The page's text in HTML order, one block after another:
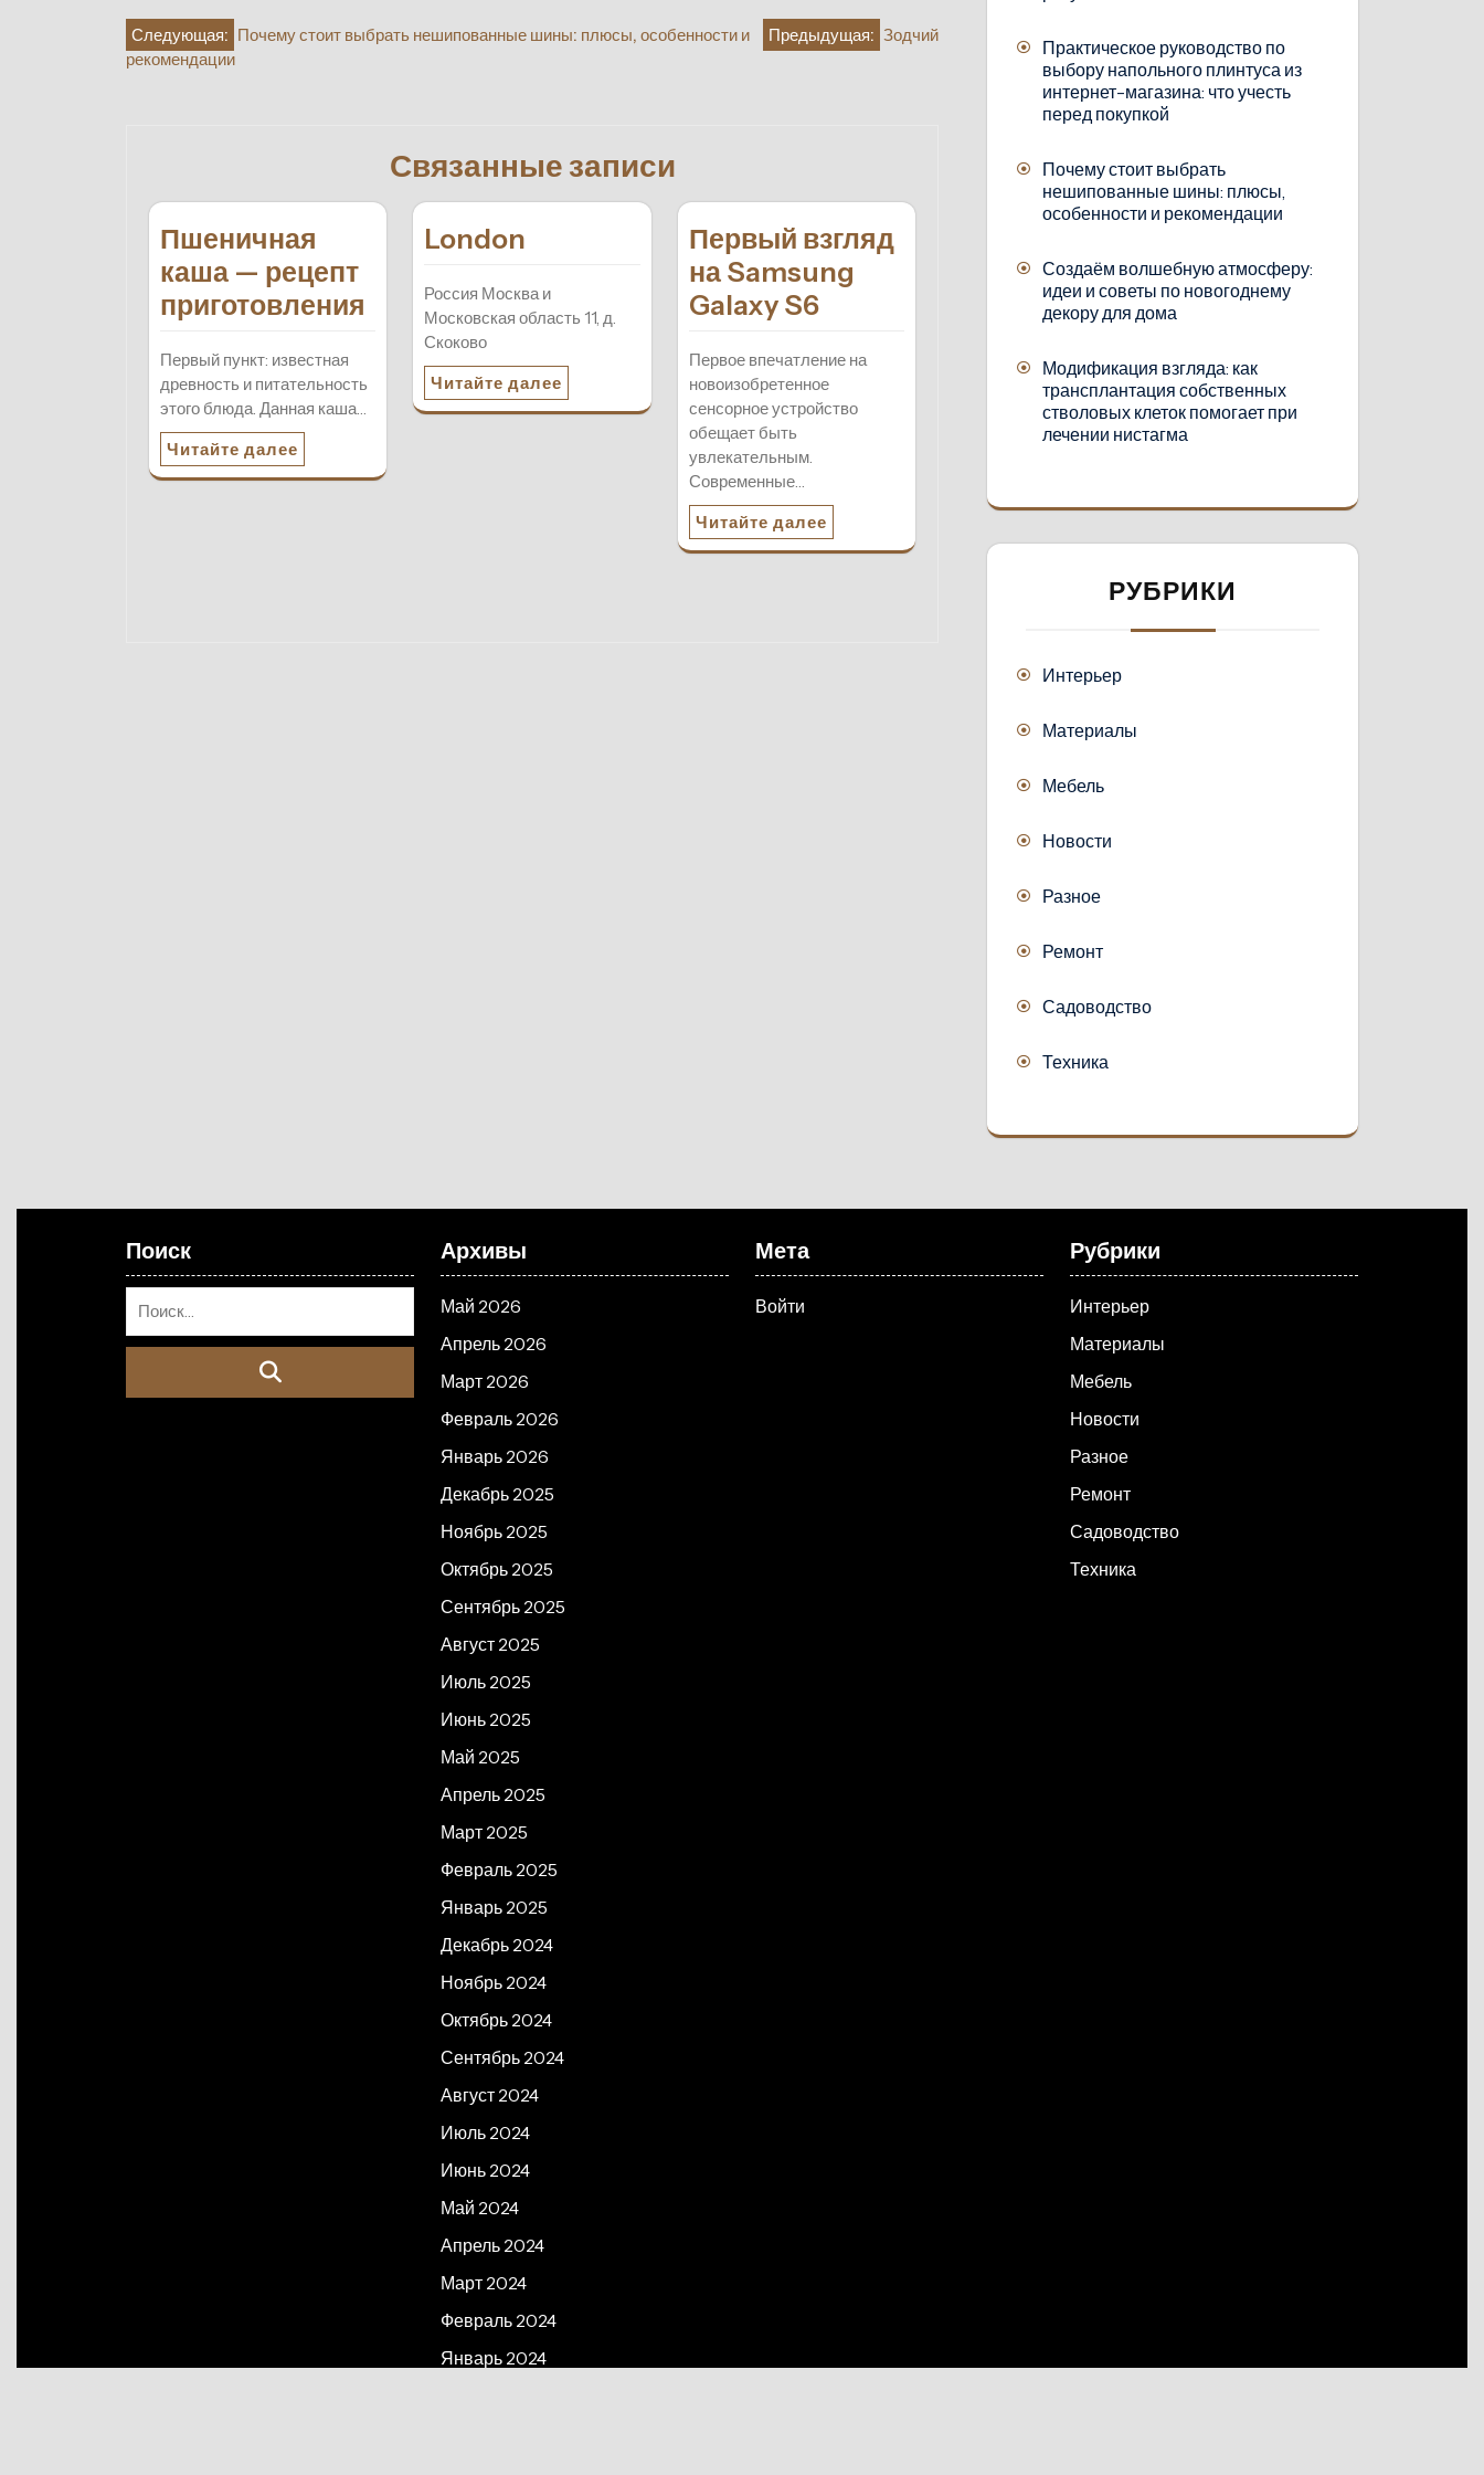
Навигация
Предыдущая: Зодчий
Следующая: Почему стоит выбрать нешипованные шины: плюсы, особенности и
рекомендации
Связанные записи
Пшеничная
каша — рецепт
приготовления
Первый пункт: известная
древность и питательность
этого блюда. Данная каша…
Читайте далее
London
Россия Москва и
Московская область 11, д.
Скоково
Читайте далее
Первый взгляд
на Samsung
Galaxy S6
Первое впечатление на
новоизобретенное
сенсорное устройство
обещает быть
увлекательным.
Современные…
Читайте далее
Практическое руководство по
выбору напольного плинтуса из
интернет-магазина: что учесть
перед покупкой
Почему стоит выбрать
нешипованные шины: плюсы,
особенности и рекомендации
Создаём волшебную атмосферу:
идеи и советы по новогоднему
декору для дома
Модификация взгляда: как
трансплантация собственных
стволовых клеток помогает при
лечении нистагма
РУБРИКИ
Интерьер
Материалы
Мебель
Новости
Разное
Ремонт
Садоводство
Техника
Поиск Архивы
Май 2026
Апрель 2026
Март 2026
Февраль 2026
Январь 2026
Декабрь 2025
Ноябрь 2025
Октябрь 2025
Сентябрь 2025
Август 2025
Июль 2025
Июнь 2025
Май 2025
Апрель 2025
Март 2025
Февраль 2025
Январь 2025
Декабрь 2024
Ноябрь 2024
Октябрь 2024
Сентябрь 2024
Август 2024
Июль 2024
Июнь 2024
Май 2024
Апрель 2024
Март 2024
Февраль 2024
Январь 2024
Мета
Войти
Рубрики
Интерьер
Материалы
Мебель
Новости
Разное
Ремонт
Садоводство
Техника